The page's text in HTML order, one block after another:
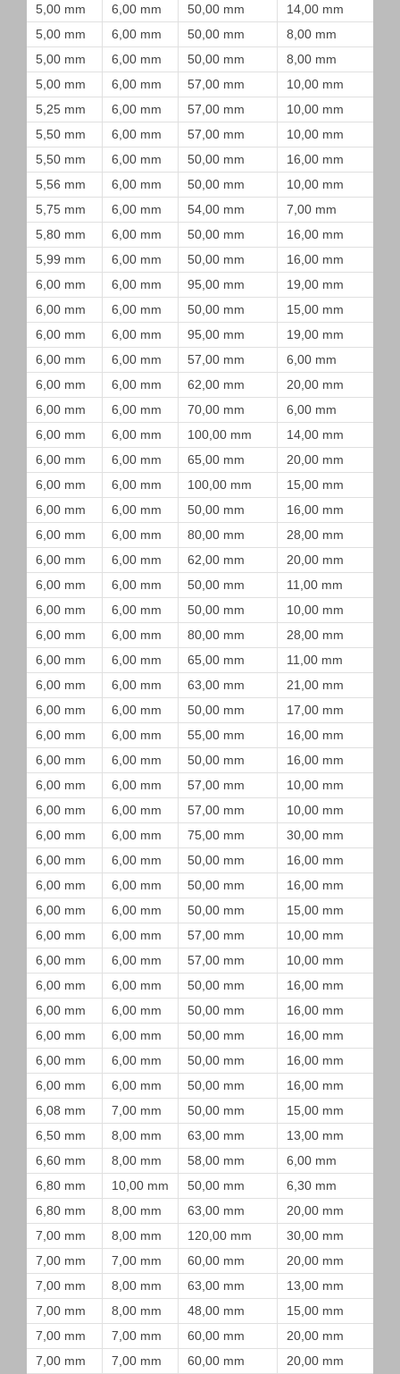
5,00 mm
6,00 mm 50,00 mm
14,00 mm
5,00 mm
6,00 mm 50,00 mm
8,00 mm
5,00 mm
6,00 mm 50,00 mm
8,00 mm
5,00 mm
6,00 mm 57,00 mm
10,00 mm
5,25 mm
6,00 mm 57,00 mm
10,00 mm
5,50 mm
6,00 mm 57,00 mm
10,00 mm
5,50 mm
6,00 mm 50,00 mm
16,00 mm
5,56 mm
6,00 mm 50,00 mm
10,00 mm
5,75 mm
6,00 mm 54,00 mm
7,00 mm
5,80 mm
6,00 mm 50,00 mm
16,00 mm
5,99 mm
6,00 mm 50,00 mm
16,00 mm
6,00 mm
6,00 mm 95,00 mm
19,00 mm
6,00 mm
6,00 mm 50,00 mm
15,00 mm
6,00 mm
6,00 mm 95,00 mm
19,00 mm
6,00 mm
6,00 mm 57,00 mm
6,00 mm
6,00 mm
6,00 mm 62,00 mm
20,00 mm
6,00 mm
6,00 mm 70,00 mm
6,00 mm
6,00 mm
6,00 mm 100,00 mm
14,00 mm
6,00 mm
6,00 mm 65,00 mm
20,00 mm
6,00 mm
6,00 mm 100,00 mm
15,00 mm
6,00 mm
6,00 mm 50,00 mm
16,00 mm
6,00 mm
6,00 mm 80,00 mm
28,00 mm
6,00 mm
6,00 mm 62,00 mm
20,00 mm
6,00 mm
6,00 mm 50,00 mm
11,00 mm
6,00 mm
6,00 mm 50,00 mm
10,00 mm
6,00 mm
6,00 mm 80,00 mm
28,00 mm
6,00 mm
6,00 mm 65,00 mm
11,00 mm
6,00 mm
6,00 mm 63,00 mm
21,00 mm
6,00 mm
6,00 mm 50,00 mm
17,00 mm
6,00 mm
6,00 mm 55,00 mm
16,00 mm
6,00 mm
6,00 mm 50,00 mm
16,00 mm
6,00 mm
6,00 mm 57,00 mm
10,00 mm
6,00 mm
6,00 mm 57,00 mm
10,00 mm
6,00 mm
6,00 mm 75,00 mm
30,00 mm
6,00 mm
6,00 mm 50,00 mm
16,00 mm
6,00 mm
6,00 mm 50,00 mm
16,00 mm
6,00 mm
6,00 mm 50,00 mm
15,00 mm
6,00 mm
6,00 mm 57,00 mm
10,00 mm
6,00 mm
6,00 mm 57,00 mm
10,00 mm
6,00 mm
6,00 mm 50,00 mm
16,00 mm
6,00 mm
6,00 mm 50,00 mm
16,00 mm
6,00 mm
6,00 mm 50,00 mm
16,00 mm
6,00 mm
6,00 mm 50,00 mm
16,00 mm
6,00 mm
6,00 mm 50,00 mm
16,00 mm
6,08 mm
7,00 mm 50,00 mm
15,00 mm
6,50 mm
8,00 mm 63,00 mm
13,00 mm
6,60 mm
8,00 mm 58,00 mm
6,00 mm
6,80 mm
10,00 mm 50,00 mm
6,30 mm
6,80 mm
8,00 mm 63,00 mm
20,00 mm
7,00 mm
8,00 mm 120,00 mm
30,00 mm
7,00 mm
7,00 mm 60,00 mm
20,00 mm
7,00 mm
8,00 mm 63,00 mm
13,00 mm
7,00 mm
8,00 mm 48,00 mm
15,00 mm
7,00 mm
7,00 mm 60,00 mm
20,00 mm
7,00 mm
7,00 mm 60,00 mm 20,00 mm